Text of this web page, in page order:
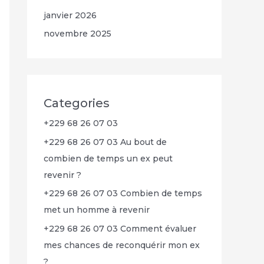
janvier 2026
novembre 2025
Categories
+229 68 26 07 03
+229 68 26 07 03 Au bout de
combien de temps un ex peut
revenir ?
+229 68 26 07 03 Combien de temps
met un homme à revenir
+229 68 26 07 03 Comment évaluer
mes chances de reconquérir mon ex
?